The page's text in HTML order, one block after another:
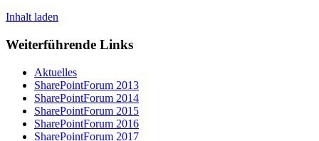
Inhalt laden
Weiterführende Links
Aktuelles
SharePointForum 2013
SharePointForum 2014
SharePointForum 2015
SharePointForum 2016
SharePointForum 2017